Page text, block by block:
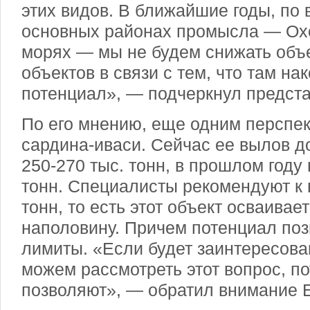
этих видов. В ближайшие годы, по
основных районах промысла —
морях — мы не будем снижать
объектов в связи с тем, что там
потенциал», — подчеркнул
По его мнению, еще одним
сардина-иваси. Сейчас ее вылов
250-270 тыс. тонн, в прошлом
тонн. Специалисты рекомендуют к
тонн, то есть этот объект
наполовину. Причем потенциал
лимиты. «Если будет
можем рассмотреть этот вопрос,
позволяют», — обратил внимание